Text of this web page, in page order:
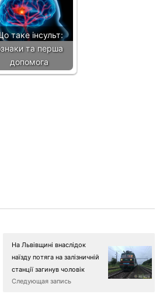
таке інсульт:
та перша
допомога
На Львівщині внаслідок
наїзду потяга на залізничній
станції загинув чоловік
Следующая запись